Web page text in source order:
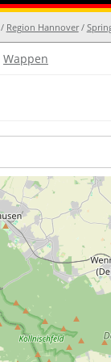
/ Region Hannover/
Wappen